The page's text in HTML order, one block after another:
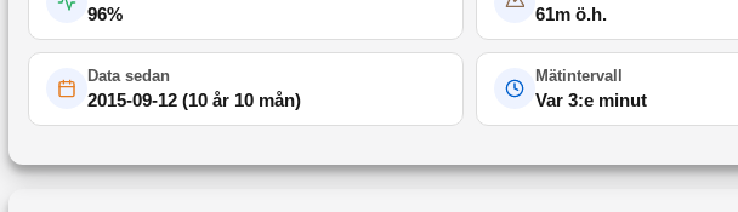
96% 61m ö.h.
Data sedan
2015-09-12 (10 år 10 mån)
Mätintervall
Var 3:e minut